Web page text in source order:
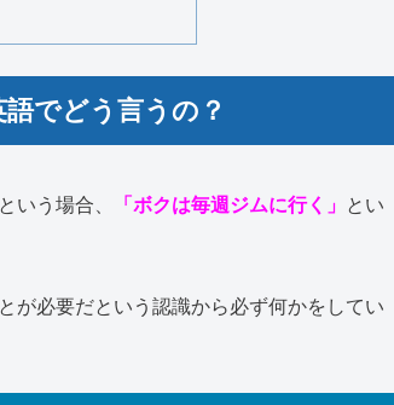
でどう言うの？
という場合、 「ボクは毎週ジムに行く」 とい
が必要だという認識から必ず何かをしてい